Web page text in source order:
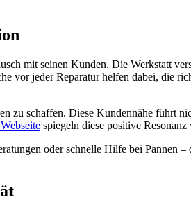
mit seinen Kunden. Die Werkstatt
vor jeder Reparatur helfen dabei, die
zu schaffen. Diese Kundennähe führt
spiegeln diese positive Resonanz
oder schnelle Hilfe bei Pannen